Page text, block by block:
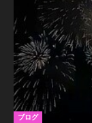
ブログ